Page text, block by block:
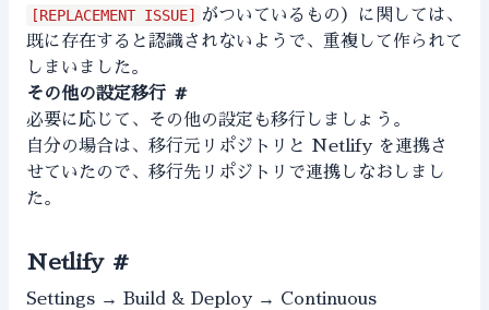
[REPLACEMENT ISSUE]
がついているもの）に関しては、
既に存在すると認識されないようで、重複して作られて
しまいました。
その他の設定移行 #
必要に応じて、その他の設定も移行しましょう。
自分の場合は、移行元リポジトリと Netlify を連携さ
せていたので、移行先リポジトリで連携しなおしまし
た。
Netlify #
Settings → Build & Deploy → Continuous